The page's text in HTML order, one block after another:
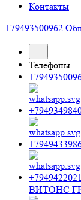
Контакты
+79493500962
Телефоны
ВИТОНС